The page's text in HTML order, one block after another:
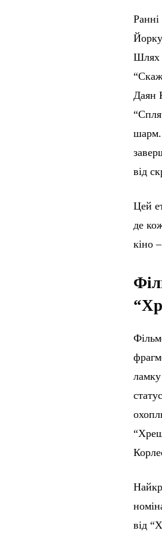
Шлях
Даян
шарм.
від
Цей
де
кіно
від